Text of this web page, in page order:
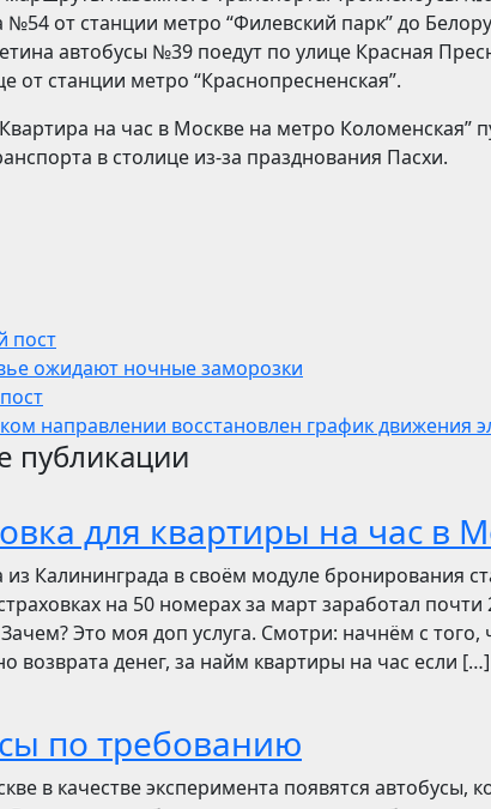
№54 от станции метро “Филевский парк” до
автобусы №39 поедут по улице Красная
от станции метро “Краснопресненская”.
на час в Москве на метро
в столице из-за празднования Пасхи.
пост
ожидают ночные заморозки
направлении восстановлен график движения
публикации
для квартиры на час в
Калининграда в своём модуле бронирования
на 50 номерах за март заработал почти
Это моя доп услуга. Смотри: начнём с того,
возврата денег, за найм квартиры на час если […]
по требованию
в качестве эксперимента появятся автобусы,